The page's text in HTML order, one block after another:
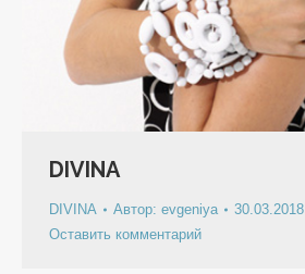
DIVINA
DIVINA Автор: evgeniya
30.03.2018
Оставить комментарий